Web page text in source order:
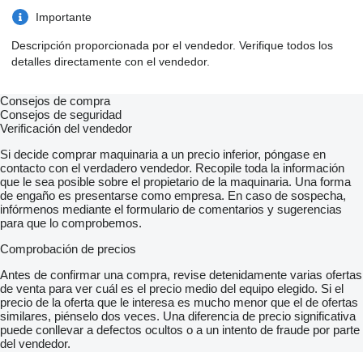
-
- Fahrgastraum:
-
- Standheizung
- Klima-Automatik
- Vorhänge
- Gepäckablagen
- Gepäcknetze
- Düsenbelüftung
- Leselampen
- Doppelverglasung
- Fußrasten
- Küche
- Kühlschrank
- Kaffeemaschine
- Mittel-WC
- Kopf-Ledereinsätze
- Reiseleiter-Mikrofon
- Fahrer-Mikrofon
- Rollstuhl-Rampe
- Rollstuhl-Platz
-
- Exterieur:
-
Importante
Descripción proporcionada por el vendedor. Verifique todos los
detalles directamente con el vendedor.
Consejos de compra
Consejos de seguridad
Verificación del vendedor
Si decide comprar maquinaria a un precio inferior, póngase en
contacto con el verdadero vendedor. Recopile toda la información
que le sea posible sobre el propietario de la maquinaria. Una forma
de engaño es presentarse como empresa. En caso de sospecha,
infórmenos mediante el formulario de comentarios y sugerencias
para que lo comprobemos.
Comprobación de precios
Antes de confirmar una compra, revise detenidamente varias ofertas
de venta para ver cuál es el precio medio del equipo elegido. Si el
precio de la oferta que le interesa es mucho menor que el de ofertas
similares, piénselo dos veces. Una diferencia de precio significativa
puede conllevar a defectos ocultos o a un intento de fraude por parte
del vendedor.